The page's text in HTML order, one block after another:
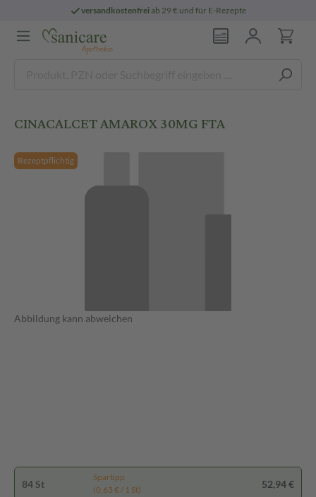
versandkostenfreiab 29 € und für E-Rezepte
CINACALCET AMAROX 30MG FTA
Rezeptpflichtig
Abbildung kann abweichen
84 St
Spartipp
(0,63 € / 1 St)
52,94 €